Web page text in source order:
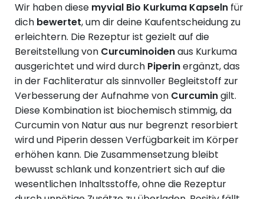
Wir haben diese myvial Bio Kurkuma Kapseln für
dich bewertet, um dir deine Kaufentscheidung zu
erleichtern. Die Rezeptur ist gezielt auf die
Bereitstellung von Curcuminoidenaus Kurkuma
ausgerichtet und wird durch Piperinergänzt, das
in der Fachliteratur als sinnvoller Begleitstoff zur
Verbesserung der Aufnahme von Curcumingilt.
Diese Kombination ist biochemisch stimmig, da
Curcumin von Natur aus nur begrenzt resorbiert
wird und Piperin dessen Verfügbarkeit im Körper
erhöhen kann. Die Zusammensetzung bleibt
bewusst schlank und konzentriert sich auf die
wesentlichen Inhaltsstoffe, ohne die Rezeptur